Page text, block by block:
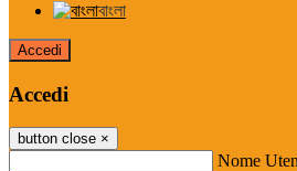
বাংলা
Accedi
Accedi
button close ×
Nome